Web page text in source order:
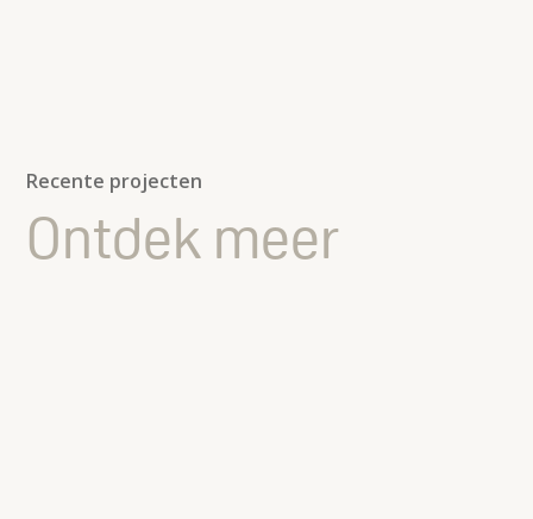
Recente projecten
Ontdek meer